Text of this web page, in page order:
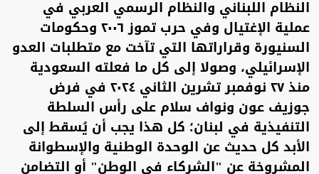
النظام اللبناني والنظام الرسمي العربي في
عملية الإغتيال وفي حرب تموز ٢٠٠٦ وحكومات
السنيورة وقراراتها التي تآخت مع متطلبات العدو
الإسرائيلي، وصولا إلى كل ما فعلته السعودية
منذ ٢٧ نوفمبر تشرين الثاني ٢٠٢٤ في فرض
جوزيف عون ونواف سلام على رأس السلطة
التنفيذية في لبنان؛ كل هذا يجب أن يُسقط إلى
الأبد كل حديث عن الوحدة الوطنية والإسطوانة
المشروخة عن "الشركاء في الوطن" أو التضامن